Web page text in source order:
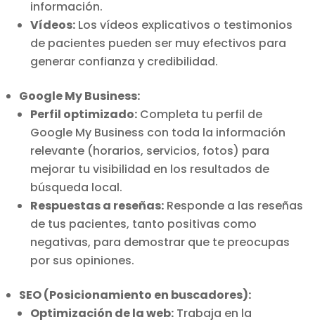
información.
Vídeos: Los vídeos explicativos o testimonios
de pacientes pueden ser muy efectivos para
generar confianza y credibilidad.
Google My Business:
Perfil optimizado: Completa tu perfil de
Google My Business con toda la información
relevante (horarios, servicios, fotos) para
mejorar tu visibilidad en los resultados de
búsqueda local.
Respuestas a reseñas: Responde a las reseñas
de tus pacientes, tanto positivas como
negativas, para demostrar que te preocupas
por sus opiniones.
SEO (Posicionamiento en buscadores):
Optimización de la web: Trabaja en la